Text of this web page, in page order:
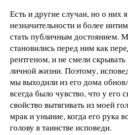
Есть и другие случаи, но о них
незначительности и более
стать публичным достоянием.
становились перед ним как
рентгеном, и не смели
личной жизни. Поэтому,
мы выходили из его дома
всегда было чувство, что у его
свойство вытягивать из моей
мрак и уныние, когда его рука
голову в таинстве исповеди.